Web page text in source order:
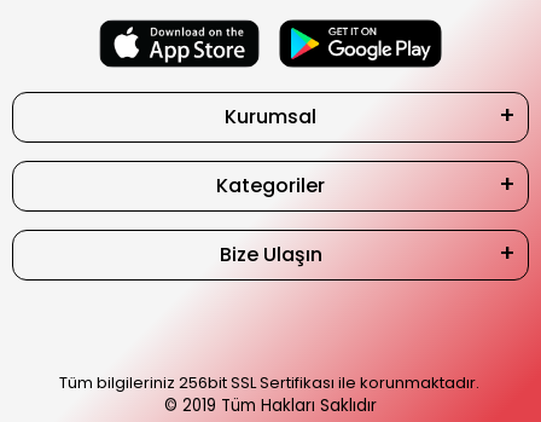
Kurumsal
Kategoriler
Bize Ulaşın
Tüm bilgileriniz 256bit SSL Sertifikası ile korunmaktadır.
© 2019 Tüm Hakları Saklıdır